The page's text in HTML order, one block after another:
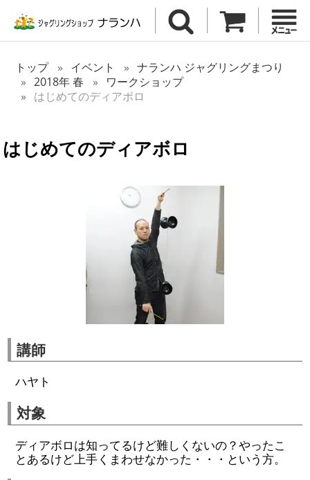
トップ イベント
ナランハ ジャグリングまつり
2018年 春
ワークショップ
はじめてのディアボロ
はじめてのディアボロ
講師
ハヤト
対象
ディアボロは知ってるけど難しくないの？やったこ
とあるけど上手くまわせなかった・・・という方。